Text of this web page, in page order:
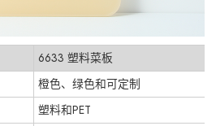
6633 塑料菜板
橙色、绿色和可定制
塑料和PET